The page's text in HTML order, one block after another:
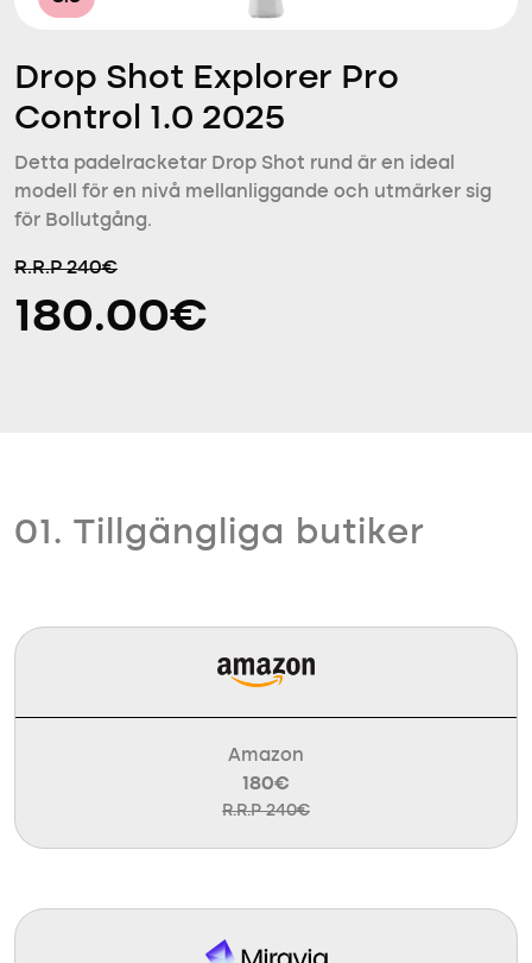
Drop Shot Explorer Pro
Control 1.0 2025
Detta padelracketar Drop Shot rund är en ideal
modell för en nivå mellanliggande och utmärker sig
för Bollutgång.
R.R.P 240€
180.00€
01. Tillgängliga butiker
Amazon
180€
R.R.P 240€